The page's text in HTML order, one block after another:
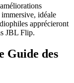
immersive, idéale
apprécieront
JBL Flip.
Guide des